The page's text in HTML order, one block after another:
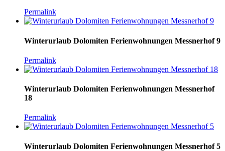
Permalink
Winterurlaub Dolomiten Ferienwohnungen Messnerhof 9
Permalink
Winterurlaub Dolomiten Ferienwohnungen Messnerhof
18
Permalink
Winterurlaub Dolomiten Ferienwohnungen Messnerhof 5